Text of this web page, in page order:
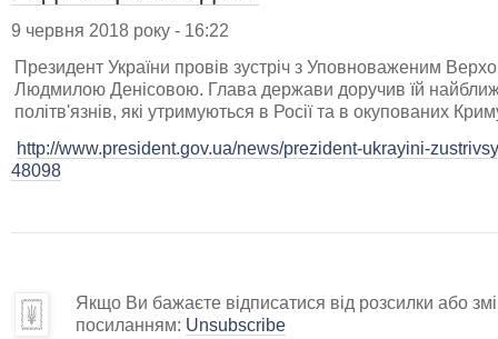
9 червня 2018 року - 16:22
Президент України провів зустріч з Уповноваженим
Людмилою Денісовою. Глава держави доручив їй
політв'язнів, які утримуються в Росії та в окупованих
http://www.president.gov.ua/news/prezident-ukrayini-
48098
Якщо Ви бажаєте відписатися від розсилки або
посиланням: Unsubscribe